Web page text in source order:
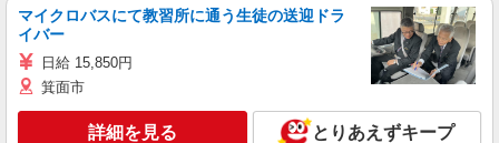
マイクロバスにて教習所に通う生徒の送迎ドラ
イバー
日給 15,850円
箕面市
詳細を見る とりあえずキープ